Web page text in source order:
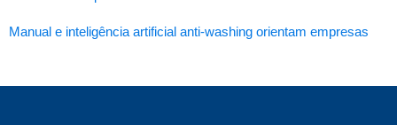
Manual e inteligência artificial anti-washing orientam empresas